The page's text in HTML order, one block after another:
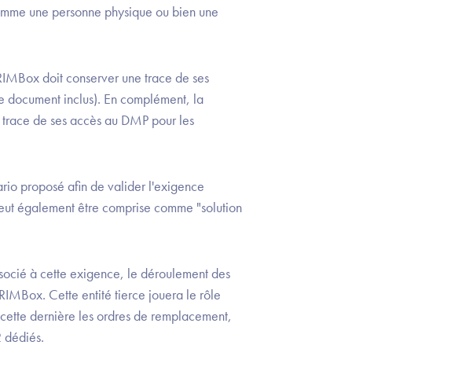
une personne physique ou bien une
doit conserver une trace de ses
inclus). En complément, la
de ses accès au DMP pour les
proposé afin de valider l'exigence
également être comprise comme "solution
à cette exigence, le déroulement des
Cette entité tierce jouera le rôle
dernière les ordres de remplacement,
dédiés.